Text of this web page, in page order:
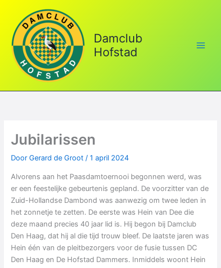
inhoud
Damclub
Hofstad
Jubilarissen
DoorGerard de Groot/1 april 2024
Alvorens aan het Paasdamtoernooi begonnen werd, was
er een feestelijke gebeurtenis gepland. De voorzitter van de
Zuid-Hollandse Dambond was aanwezig om twee leden in
het zonnetje te zetten. De eerste was Hein van Dee die
deze maand precies 40 jaar lid is. Hij begon bij Damclub
Den Haag, dat hij al die tijd trouw bleef. De laatste jaren was
Hein één van de pleitbezorgers voor de fusie tussen DC
Den Haag en De Hofstad Dammers. Inmiddels woont Hein